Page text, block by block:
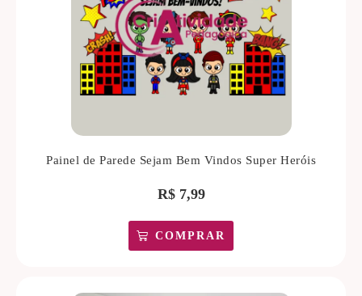
Painel de Parede Sejam Bem Vindos Super Heróis
R$7,99
COMPRAR